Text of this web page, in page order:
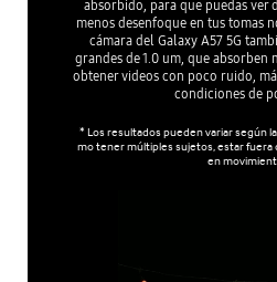
absorbido, para que puedas ver
menos desenfoque en tus tomas
cámara del Galaxy A57 5G
grandes de 1.0 um, que
obtener videos con poco ruido,
condiciones de
* Los resultados pueden variar según
mo tener múltiples sujetos, estar
en